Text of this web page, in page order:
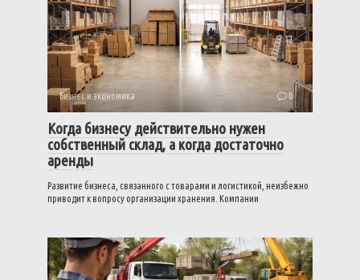
Бизнес и экономика 0
Когда бизнесу действительно нужен
собственный склад, а когда достаточно
аренды
Развитие бизнеса, связанного с товарами и логистикой, неизбежно
приводит к вопросу организации хранения. Компании